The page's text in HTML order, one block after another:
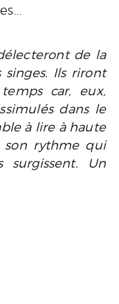
de la
singes. Ils riront
car, eux,
dans le
à lire à haute
son rythme qui
surgissent. Un